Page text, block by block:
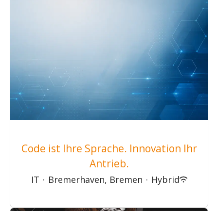
Code ist Ihre Sprache. Innovation Ihr
Antrieb.
IT · Bremerhaven, Bremen · Hybrid